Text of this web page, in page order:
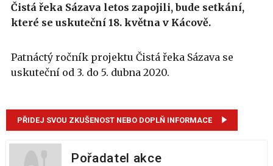
Čistá řeka Sázava letos zapojili, bude setkání,
které se uskuteční 18. května v Kácově.
Patnáctý ročník projektu Čistá řeka Sázava se
uskuteční od 3. do 5. dubna 2020.
PŘIDEJ SVOU ZKUŠENOST NEBO DOPLŇ INFORMACE
Pořadatel akce